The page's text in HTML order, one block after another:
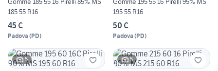
185 55 R16
45 €
Padova (PD)
195 55 R16
50 €
Padova (PD)
5 5